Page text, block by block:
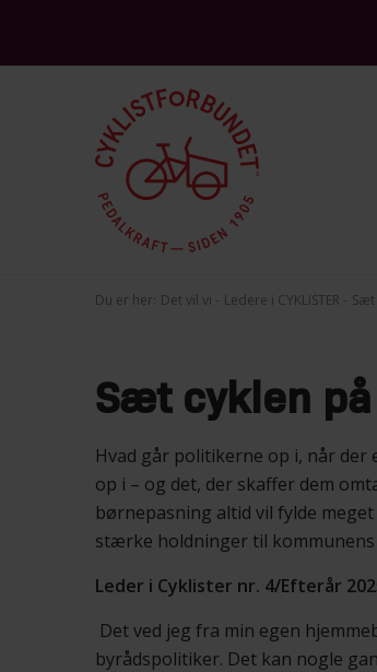
Du er her: Det vil vi Ledere i CYKLISTER
Sæt cyklen
Hvad går politikerne op i, når der
op i – og det, der skaffer dem
børnepasning altid vil fylde
stærke holdninger til
Leder i Cyklister nr. 4/Efterår
Det ved jeg fra min egen
byrådspolitiker. Det kan nogle